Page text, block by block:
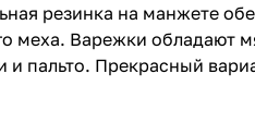
резинка на манжете
меха. Варежки
и пальто. Прекрасный